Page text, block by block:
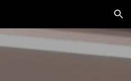
Skip to navigation